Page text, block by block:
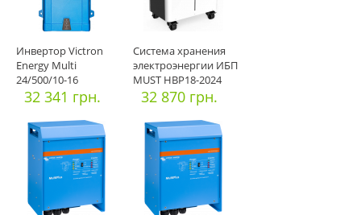
Инвертор Victron
Energy Multi
24/500/10-16
32 341 грн.
Система хранения
электроэнергии ИБП
MUST НВР18-2024
100Ah M
32 870 грн.